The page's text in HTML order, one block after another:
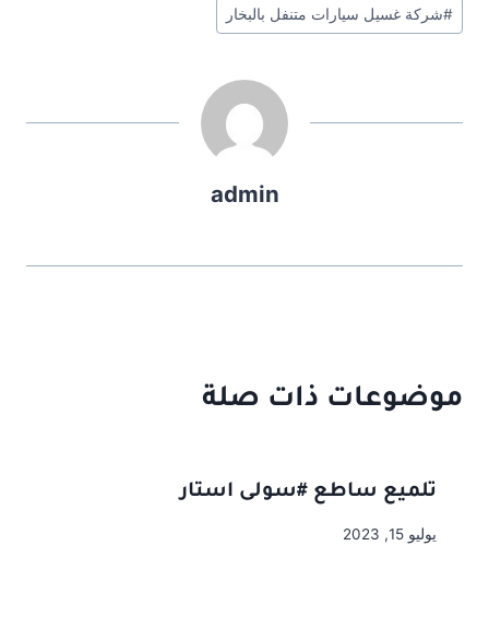
#شركة غسيل سيارات متنفل بالبخار
admin
موضوعات ذات صلة
تلميع ساطع #سولى استار
يوليو 15, 2023